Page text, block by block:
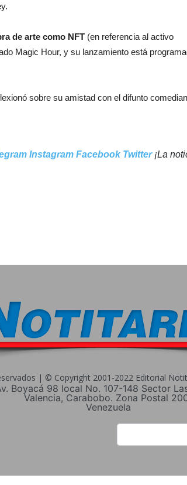
de arte como NFT (en referencia al activo
Magic Hour, y su lanzamiento está
sobre su amistad con el difunto
Instagram Facebook Twitter¡La
| © Copyright 2001-2022 Editorial
Boyacá 98 local No. 107-148 Sector
Valencia, Carabobo. Zona Postal
Venezuela